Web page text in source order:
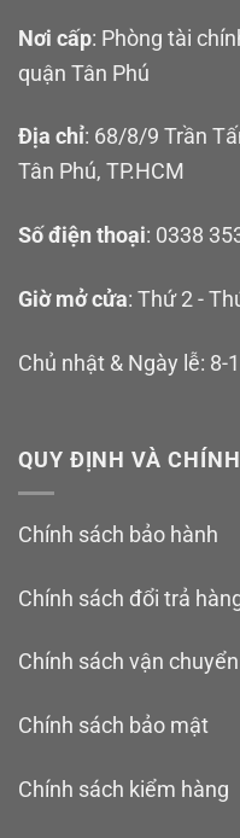
Nơi cấp: Phòng tài
quận Tân Phú
Địa chỉ: 68/8/9 Trần
Tân Phú, TP.HCM
Số điện thoại: 0338
Giờ mở cửa: Thứ 2 -
Chủ nhật & Ngày lễ: 8-
QUY ĐỊNH VÀ
Chính sách bảo hành
Chính sách đổi trả
Chính sách vận chuyển
Chính sách bảo mật
Chính sách kiểm hàng